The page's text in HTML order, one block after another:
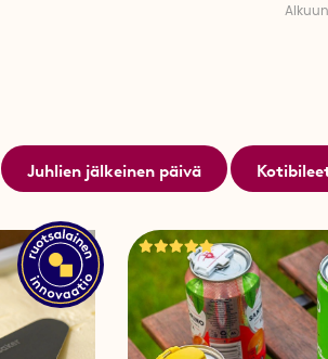
Löydä lukuisia hauskoja
Alkuun
Juhlien jälkeinen päivä